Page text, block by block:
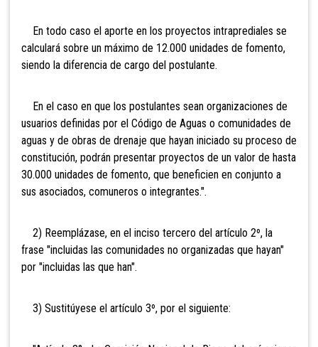
En todo caso el aporte en los proyectos intraprediales se
calculará sobre un máximo de 12.000 unidades de fomento,
siendo la diferencia de cargo del postulante.
En el caso en que los postulantes sean organizaciones de
usuarios definidas por el Código de Aguas o comunidades de
aguas y de obras de drenaje que hayan iniciado su proceso de
constitución, podrán presentar proyectos de un valor de hasta
30.000 unidades de fomento, que beneficien en conjunto a
sus asociados, comuneros o integrantes.".
2) Reemplázase, en el inciso tercero del artículo 2º, la
frase "incluidas las comunidades no organizadas que hayan"
por "incluidas las que han".
3) Sustitúyese el artículo 3º, por el siguiente: